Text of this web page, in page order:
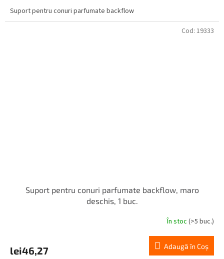
Suport pentru conuri parfumate backflow
Suport pentru conuri parfumate backflow, maro
deschis, 1 buc.
În stoc (>5 buc.)
lei46,27 Adaugă în Coş
Cod: 19333